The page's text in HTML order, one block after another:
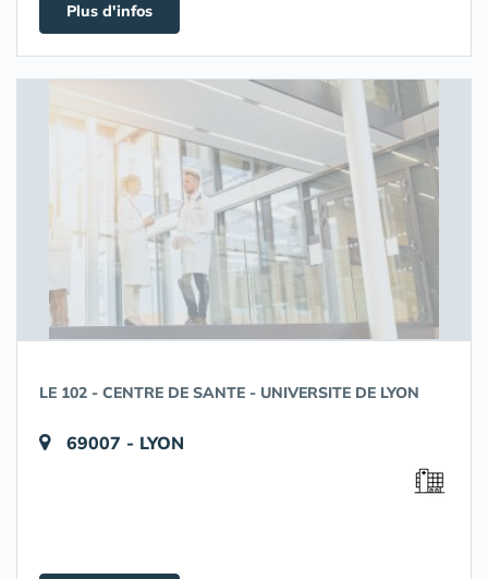
Plus d'infos
LE 102 - CENTRE DE SANTE - UNIVERSITE DE LYON
69007 - LYON